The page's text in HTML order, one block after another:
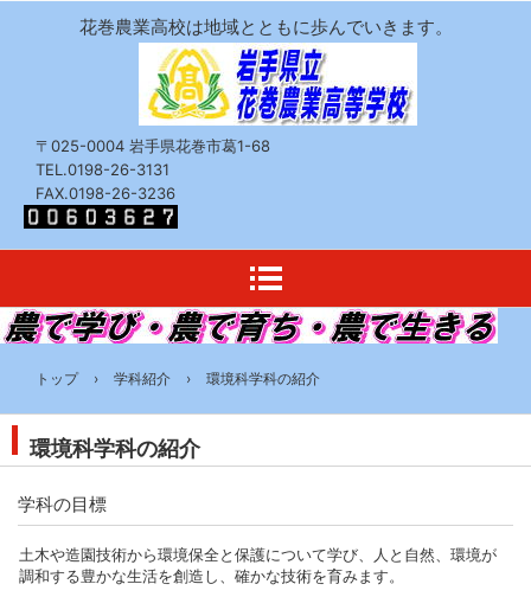
花巻農業高校は地域とともに歩んでいきます。
〒025-0004 岩手県花巻市葛1-68
TEL.0198-26-3131
FAX.0198-26-3236
トップ › 学科紹介 › 環境科学科の紹介
環境科学科の紹介
学科の目標
土木や造園技術から環境保全と保護について学び、人と自然、環境が
調和する豊かな生活を創造し、確かな技術を育みます。